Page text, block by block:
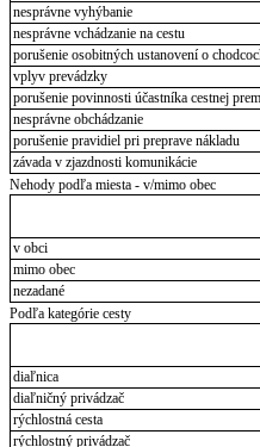
nesprávne vyhýbanie
nesprávne vchádzanie na cestu
porušenie osobitných ustanovení o
vplyv prevádzky
porušenie povinnosti účastníka cestnej
nesprávne obchádzanie
porušenie pravidiel pri preprave nákladu
závada v zjazdnosti komunikácie
Nehody podľa miesta - v/mimo obec
v obci
mimo obec
nezadané
Podľa kategórie cesty
diaľnica
diaľničný privádzač
rýchlostná cesta
rýchlostný privádzač